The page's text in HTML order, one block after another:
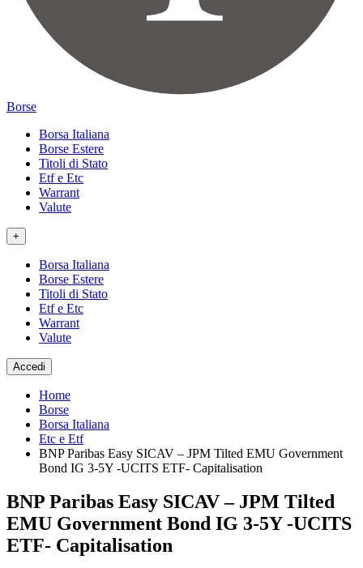
Borse
Borsa Italiana
Borse Estere
Titoli di Stato
Etf e Etc
Warrant
Valute
+
Borsa Italiana
Borse Estere
Titoli di Stato
Etf e Etc
Warrant
Valute
Accedi
Home
Borse
Borsa Italiana
Etc e Etf
BNP Paribas Easy SICAV – JPM Tilted EMU Government
Bond IG 3-5Y -UCITS ETF- Capitalisation
BNP Paribas Easy SICAV – JPM Tilted
EMU Government Bond IG 3-5Y -UCITS
ETF- Capitalisation